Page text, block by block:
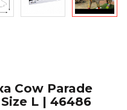
Cow Parade
L | 46486